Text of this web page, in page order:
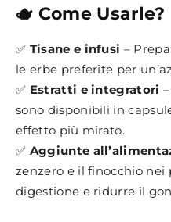
🫖 Come Usarle?
✅ Tisane e infusi –
le erbe preferite per
✅ Estratti e integratori
sono disponibili in
effetto più mirato.
✅ Aggiunte
zenzero e il finocchio
digestione e ridurre il